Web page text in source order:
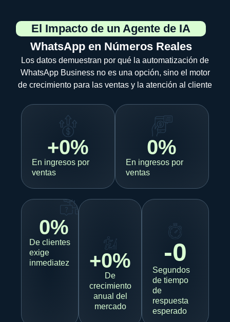
El Impacto de un Agente de IA
WhatsApp en Números Reales
Los datos demuestran por qué la automatización de
WhatsApp Business no es una opción, sino el motor
de crecimiento para las ventas y la atención al cliente
En ingresos por
ventas
+0%
En ingresos por
ventas
0%
De clientes
exige
inmediatez
0%
+0%
De
crecimiento
anual del
mercado
Segundos
de tiempo
de
respuesta
esperado
-0